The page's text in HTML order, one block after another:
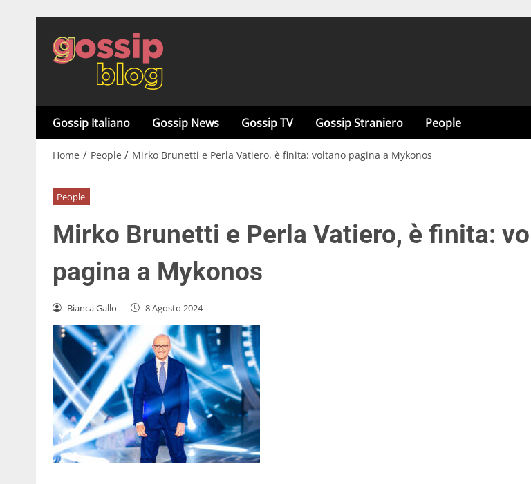
Gossip Italiano Gossip News Gossip TV Gossip Straniero People
Home / People / Mirko Brunetti e Perla Vatiero, è finita: voltano pagina a Mykonos
People
Mirko Brunetti e Perla Vatiero, è finita:
pagina a Mykonos
Bianca Gallo - 8 Agosto 2024